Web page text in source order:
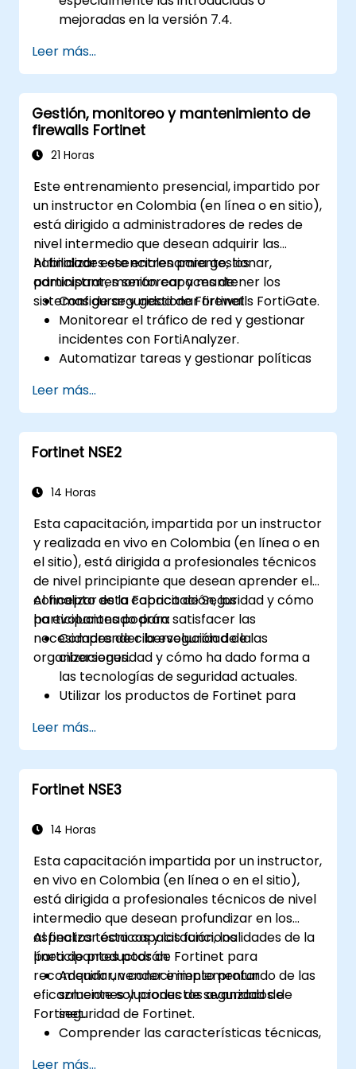
mejoradas en la versión 7.4.
FortiGate e implementar funciones
avanzadas de seguridad.
Desplegar y gestionar medidas de
seguridad avanzadas como IPS, antivirus,
filtrado web y gestión de amenazas.
Monitorear actividades de red, analizar
auditoría y cumplimiento.
Leer más...
Gestión, monitoreo y mantenimiento de
firewalls Fortinet
21 Horas
Este entrenamiento presencial, impartido por
un instructor en Colombia (en línea o en sitio),
está dirigido a administradores de redes de
nivel intermedio que desean adquirir las
habilidades esenciales para gestionar,
administrar, monitorear y mantener los
sistemas de seguridad de Fortinet.
Al finalizar este entrenamiento, los
participantes serán capaces de:
Configurar y gestionar firewalls FortiGate.
Monitorear el tráfico de red y gestionar
incidentes con FortiAnalyzer.
Automatizar tareas y gestionar políticas
Aplicar estrategias de mantenimiento
preventivo y solucionar problemas de
red.
Leer más...
Fortinet NSE2
14 Horas
Esta capacitación, impartida por un instructor
y realizada en vivo en Colombia (en línea o en
el sitio), está dirigida a profesionales técnicos
de nivel principiante que desean aprender el
concepto de la Fabrica de Seguridad y cómo
ha evolucionado para satisfacer las
necesidades de ciberseguridad de las
organizaciones.
Al finalizar esta capacitación, los
participantes podrán:
Comprender la evolución de la
ciberseguridad y cómo ha dado forma a
las tecnologías de seguridad actuales.
Utilizar los productos de Fortinet para
amenazas y ataques cibernéticos.
Entender las capacidades de integración
y automatización de las soluciones de
Fortinet para ofrecer una respuesta
Leer más...
Fortinet NSE3
14 Horas
Esta capacitación impartida por un instructor,
en vivo en Colombia (en línea o en el sitio),
está dirigida a profesionales técnicos de nivel
intermedio que desean profundizar en los
aspectos técnicos y las funcionalidades de la
línea de productos de Fortinet para
recomendar, vender e implementar
eficazmente soluciones de seguridad de
Fortinet.
Al finalizar esta capacitación, los
participantes podrán:
Adquirir un conocimiento profundo de las
soluciones y productos avanzados de
seguridad de Fortinet.
Comprender las características técnicas,
Leer más...